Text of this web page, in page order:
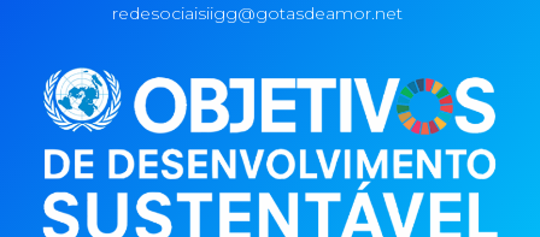
redesociaisiigg@gotasdeamor.net